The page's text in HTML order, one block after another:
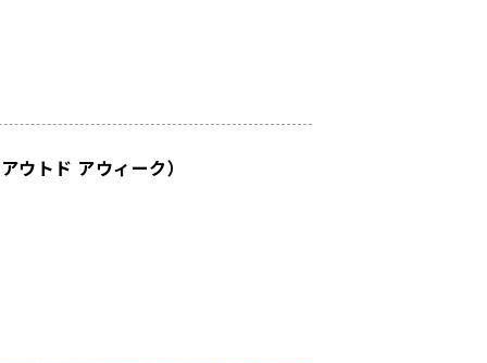
ウトド アウィーク）